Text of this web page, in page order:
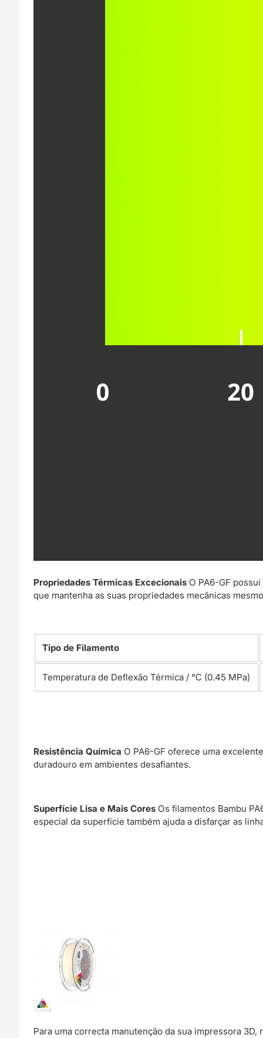
Propriedades Térmicas Excecionais O PA6-GF
que mantenha as suas propriedades mecânicas
Tipo de Filamento
Temperatura de Deflexão Térmica / ℃ (0.45 MPa)
Resistência Química O PA6-GF oferece uma
duradouro em ambientes desafiantes.
Superfície Lisa e Mais Cores Os filamentos Bambu
especial da superfície também ajuda a disfarçar as
Para uma correcta manutenção da sua impressora